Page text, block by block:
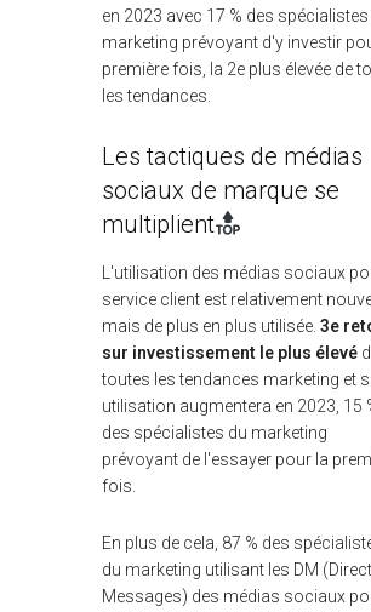
en 2023 avec 17 % des spécialistes
marketing prévoyant d'y investir
première fois, la 2e plus élevée de
les tendances.
Les tactiques de médias
sociaux de marque se
multiplient
L'utilisation des médias sociaux
service client est relativement
mais de plus en plus utilisée. 3e
sur investissement le plus élevé
toutes les tendances marketing et
utilisation augmentera en 2023, 15
des spécialistes du marketing
prévoyant de l'essayer pour la
fois.
En plus de cela, 87 % des
du marketing utilisant les DM (Direct
Messages) des médias sociaux